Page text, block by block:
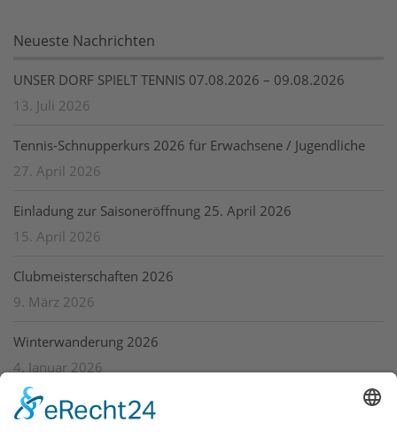
Neueste Nachrichten
UNSER DORF SPIELT TENNIS 07.08.2026 – 09.08.2026
13. Juli 2026
Tennis-Schnupperkurs 2026 für Erwachsene / Jugendliche
27. April 2026
Einladung zur Saisoneröffnung 25. April 2026
15. April 2026
Clubmeisterschaften 2026
9. März 2026
Winterwanderung 2026
4. Januar 2026
Archiv